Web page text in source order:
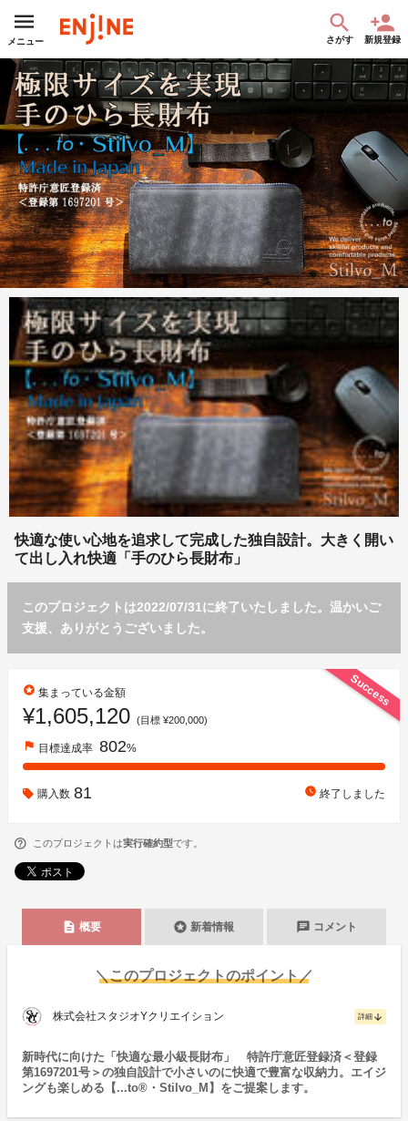
メニュー さがす 新規登録
快適な使い心地を追求して完成した独自設計。大きく開い
て出し入れ快適「手のひら長財布」
このプロジェクトは2022/07/31に終了いたしました。温かいご
支援、ありがとうございました。
Success
stars 集まっている金額
¥1,605,120 (目標 ¥200,000)
flag 目標達成率 802%
購入数 81 watch_later 終了しました
このプロジェクトは実行確約型です。
description 概要 stars 新着情報 chat コメント
＼このプロジェクトのポイント／
株式会社スタジオYクリエイション 詳細 arrow_downward
新時代に向けた「快適な最小級長財布」 特許庁意匠登録済＜登録
第1697201号＞の独自設計で小さいのに快適で豊富な収納力。エイジ
ングも楽しめる【...to®・Stilvo_M】をご提案します。